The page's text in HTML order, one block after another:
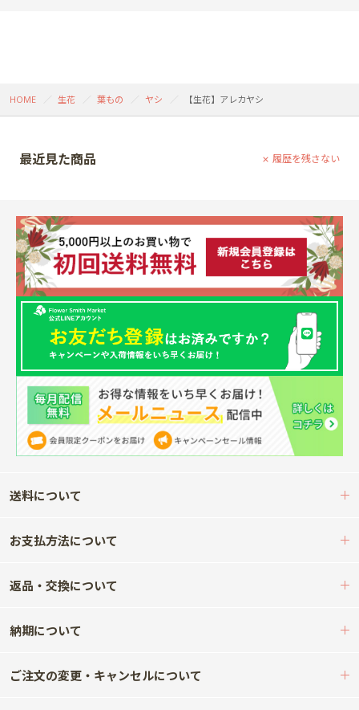
HOME 生花 葉もの ヤシ 【生花】アレカヤシ
最近見た商品 履歴を残さない
送料について
お支払方法について
返品・交換について
納期について
ご注文の変更・キャンセルについて